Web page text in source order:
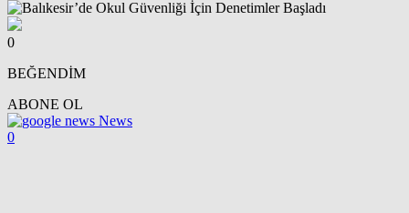
0
BEĞENDİM
ABONE OL
News
0